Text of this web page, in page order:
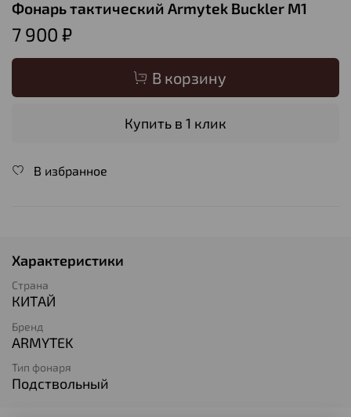
Фонарь тактический Armytek Buckler M1
7 900 ₽
В корзину
Купить в 1 клик
В избранное
Характеристики
Страна
КИТАЙ
Бренд
ARMYTEK
Тип фонаря
Подствольный